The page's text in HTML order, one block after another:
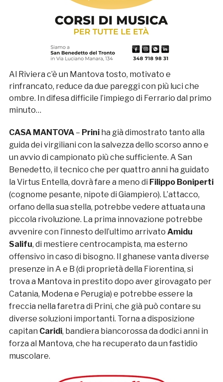
Al Riviera c’è un Mantova tosto, motivato e
rinfrancato, reduce da due pareggi con più luci che
ombre. In difesa difficile l’impiego di Ferrario dal primo
minuto…
CASA MANTOVA– Prini ha già dimostrato tanto alla
guida dei virgiliani con la salvezza dello scorso anno e
un avvio di campionato più che sufficiente. A San
Benedetto, il tecnico che per quattro anni ha guidato
la Virtus Entella, dovrà fare a meno di Filippo Boniperti
(cognome pesante, nipote di Giampiero). L’attacco,
orfano della sua stella, potrebbe vedere attuata una
piccola rivoluzione. La prima innovazione potrebbe
avvenire con l’innesto dell’ultimo arrivato Amidu
Salifu, di mestiere centrocampista, ma esterno
offensivo in caso di bisogno. Il ghanese vanta diverse
presenze in A e B (di proprietà della Fiorentina, si
trova a Mantova in prestito dopo aver girovagato per
Catania, Modena e Perugia) e potrebbe essere la
freccia nella faretra di Prini, che già può contare su
diverse soluzioni importanti. Torna a disposizione
capitan Caridi, bandiera biancorossa da dodici anni in
forza al Mantova, che ha recuperato da un fastidio
muscolare.